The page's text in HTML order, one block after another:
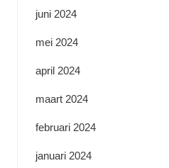
juni 2024
mei 2024
april 2024
maart 2024
februari 2024
januari 2024